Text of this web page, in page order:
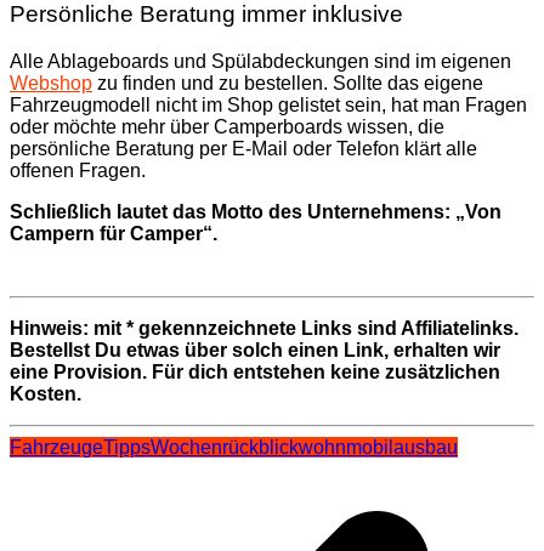
Persönliche Beratung immer inklusive
Alle Ablageboards und Spülabdeckungen sind im eigenen
Webshop zu finden und zu bestellen. Sollte das eigene
Fahrzeugmodell nicht im Shop gelistet sein, hat man Fragen
oder möchte mehr über Camperboards wissen, die
persönliche Beratung per E-Mail oder Telefon klärt alle
offenen Fragen.
Schließlich lautet das Motto des Unternehmens: „Von
Campern für Camper“.
Hinweis: mit * gekennzeichnete Links sind Affiliatelinks.
Bestellst Du etwas über solch einen Link, erhalten wir
eine Provision. Für dich entstehen keine zusätzlichen
Kosten.
FahrzeugeTippsWochenrückblickwohnmobilausbau